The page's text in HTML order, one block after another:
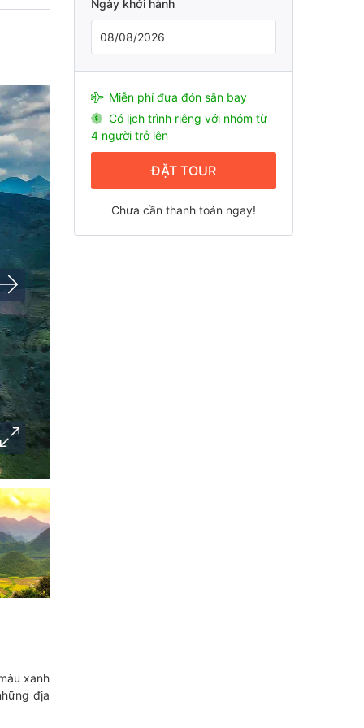
xanh
địa
Ngày khởi hành
Miễn phí đưa đón sân bay
Có lịch trình riêng với nhóm từ
4 người trở lên
ĐẶT TOUR
Chưa cần thanh toán ngay!